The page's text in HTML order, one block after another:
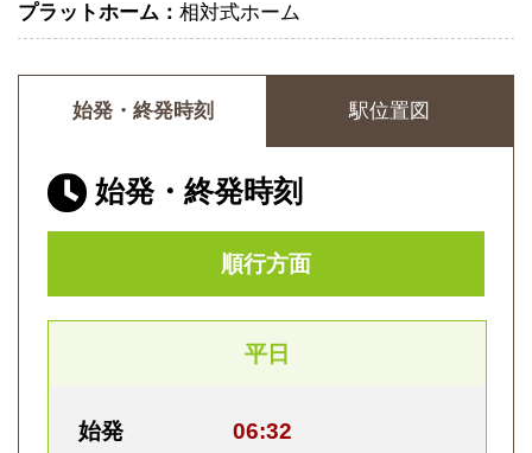
プラットホーム： 相対式ホーム
始発・終発時刻 駅位置図
始発・終発時刻
順行方面
平日
始発 06:32